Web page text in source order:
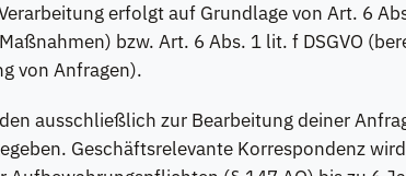
erfolgt auf Grundlage von Art. 6
bzw. Art. 6 Abs. 1 lit. f DSGVO
von Anfragen).
ausschließlich zur Bearbeitung deiner
Geschäftsrelevante Korrespondenz